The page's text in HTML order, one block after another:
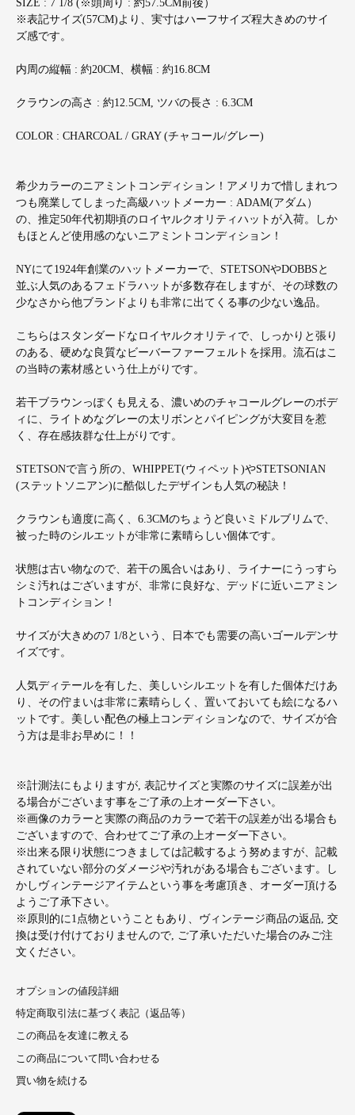
SIZE : 7 1/8 (※頭周り : 約57.5CM前後）
※表記サイズ(57CM)より、実寸はハーフサイズ程大きめのサイ
ズ感です。
内周の縦幅 : 約20CM、横幅 : 約16.8CM
クラウンの高さ : 約12.5CM, ツバの長さ : 6.3CM
COLOR : CHARCOAL / GRAY (チャコール/グレー)
希少カラーのニアミントコンディション！アメリカで惜しまれつ
つも廃業してしまった高級ハットメーカー : ADAM(アダム）
の、推定50年代初期頃のロイヤルクオリティハットが入荷。しか
もほとんど使用感のないニアミントコンディション！
NYにて1924年創業のハットメーカーで、STETSONやDOBBSと
並ぶ人気のあるフェドラハットが多数存在しますが、その球数の
少なさから他ブランドよりも非常に出てくる事の少ない逸品。
こちらはスタンダードなロイヤルクオリティで、しっかりと張り
のある、硬めな良質なビーバーファーフェルトを採用。流石はこ
の当時の素材感という仕上がりです。
若干ブラウンっぽくも見える、濃いめのチャコールグレーのボデ
ィに、ライトめなグレーの太リボンとパイピングが大変目を惹
く、存在感抜群な仕上がりです。
STETSONで言う所の、WHIPPET(ウィペット)やSTETSONIAN
(ステットソニアン)に酷似したデザインも人気の秘訣！
クラウンも適度に高く、6.3CMのちょうど良いミドルブリムで、
被った時のシルエットが非常に素晴らしい個体です。
状態は古い物なので、若干の風合いはあり、ライナーにうっすら
シミ汚れはございますが、非常に良好な、デッドに近いニアミン
トコンディション！
サイズが大きめの7 1/8という、日本でも需要の高いゴールデンサ
イズです。
人気ディテールを有した、美しいシルエットを有した個体だけあ
り、その佇まいは非常に素晴らしく、置いておいても絵になるハ
ットです。美しい配色の極上コンディションなので、サイズが合
う方は是非お早めに！！
※計測法にもよりますが, 表記サイズと実際のサイズに誤差が出
る場合がございます事をご了承の上オーダー下さい。
※画像のカラーと実際の商品のカラーで若干の誤差が出る場合も
ございますので、合わせてご了承の上オーダー下さい。
※出来る限り状態につきましては記載するよう努めますが、記載
されていない部分のダメージや汚れがある場合もございます。し
かしヴィンテージアイテムという事を考慮頂き、オーダー頂ける
ようご了承下さい。
※原則的に1点物ということもあり、ヴィンテージ商品の返品, 交
換は受け付けておりませんので, ご了承いただいた場合のみご注
文ください。
オプションの値段詳細
特定商取引法に基づく表記（返品等）
この商品を友達に教える
この商品について問い合わせる
買い物を続ける